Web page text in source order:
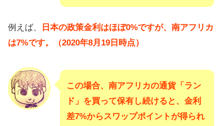
例えば、
日本の政策金利はほぼ0%ですが、南アフリカ
は7%です。（2020年8月19日時点）
この場合、南アフリカの通貨「ラン
ド」を買って保有し続けると、金利
差7%からスワップポイントが得られ